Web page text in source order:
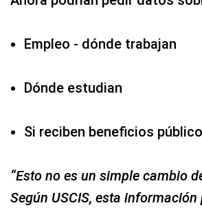
Empleo - dónde trabajan
Dónde estudian
Si reciben beneficios
“Esto no es un simple cambio
Según USCIS, esta